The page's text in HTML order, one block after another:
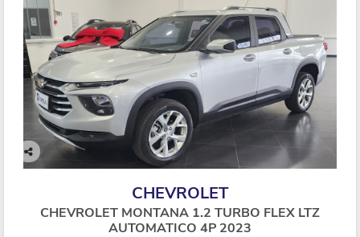
Co
CHEVROLET
CHEVROLET MONTANA 1.2 TURBO FLEX LTZ
AUTOMATICO 4P 2023